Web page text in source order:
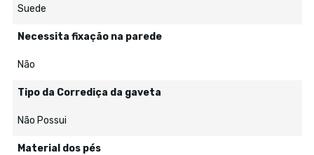
Suede
Necessita fixação na parede
Não
Tipo da Corrediça da gaveta
Não Possui
Material dos pés